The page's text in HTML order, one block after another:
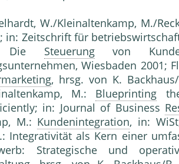
W./Kleinaltenkamp, M./
in: Zeitschrift für
Die Steuerungvon
Wiesbaden 2001;
, hrsg. von K.
M.: Blueprinting
in: Journal of Business
M.: Kundenintegration, in:
Integrativität als Kern einer
Strategische und